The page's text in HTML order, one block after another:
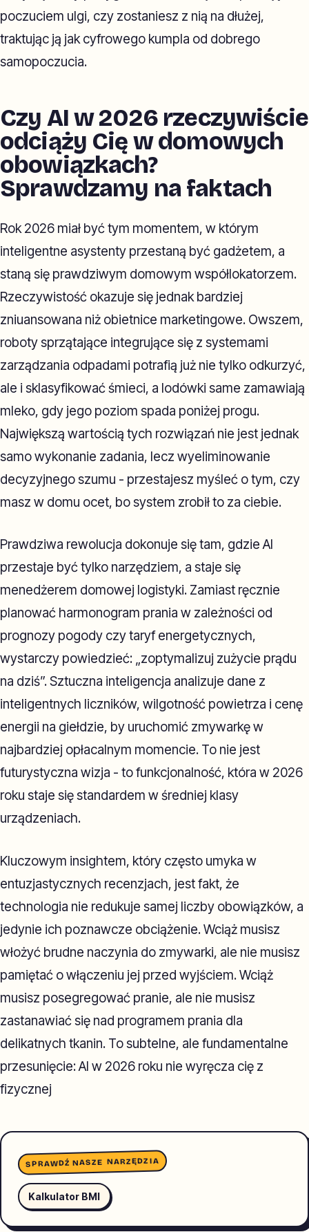
poczuciem ulgi, czy zostaniesz z nią na dłużej,
traktując ją jak cyfrowego kumpla od dobrego
samopoczucia.
Czy AI w 2026 rzeczywiście
odciąży Cię w domowych
obowiązkach?
Sprawdzamy na faktach
Rok 2026 miał być tym momentem, w którym
inteligentne asystenty przestaną być gadżetem, a
staną się prawdziwym domowym współlokatorzem.
Rzeczywistość okazuje się jednak bardziej
zniuansowana niż obietnice marketingowe. Owszem,
roboty sprzątające integrujące się z systemami
zarządzania odpadami potrafią już nie tylko odkurzyć,
ale i sklasyfikować śmieci, a lodówki same zamawiają
mleko, gdy jego poziom spada poniżej progu.
Największą wartością tych rozwiązań nie jest jednak
samo wykonanie zadania, lecz wyeliminowanie
decyzyjnego szumu - przestajesz myśleć o tym, czy
masz w domu ocet, bo system zrobił to za ciebie.
Prawdziwa rewolucja dokonuje się tam, gdzie AI
przestaje być tylko narzędziem, a staje się
menedżerem domowej logistyki. Zamiast ręcznie
planować harmonogram prania w zależności od
prognozy pogody czy taryf energetycznych,
wystarczy powiedzieć: „zoptymalizuj zużycie prądu
na dziś”. Sztuczna inteligencja analizuje dane z
inteligentnych liczników, wilgotność powietrza i cenę
energii na giełdzie, by uruchomić zmywarkę w
najbardziej opłacalnym momencie. To nie jest
futurystyczna wizja - to funkcjonalność, która w 2026
roku staje się standardem w średniej klasy
urządzeniach.
Kluczowym insightem, który często umyka w
entuzjastycznych recenzjach, jest fakt, że
technologia nie redukuje samej liczby obowiązków, a
jedynie ich poznawcze obciążenie. Wciąż musisz
włożyć brudne naczynia do zmywarki, ale nie musisz
pamiętać o włączeniu jej przed wyjściem. Wciąż
musisz posegregować pranie, ale nie musisz
zastanawiać się nad programem prania dla
delikatnych tkanin. To subtelne, ale fundamentalne
przesunięcie: AI w 2026 roku nie wyręcza cię z
fizycznej
SPRAWDŹ NASZE NARZĘDZIA
Kalkulator BMI